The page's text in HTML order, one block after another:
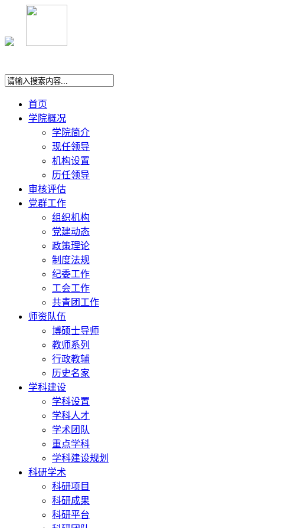
首页
学院概况
学院简介
现任领导
机构设置
历任领导
审核评估
党群工作
组织机构
党建动态
政策理论
制度法规
纪委工作
工会工作
共青团工作
师资队伍
博硕士导师
教师系列
行政教辅
历史名家
学科建设
学科设置
学科人才
学术团队
重点学科
学科建设规划
科研学术
科研项目
科研成果
科研平台